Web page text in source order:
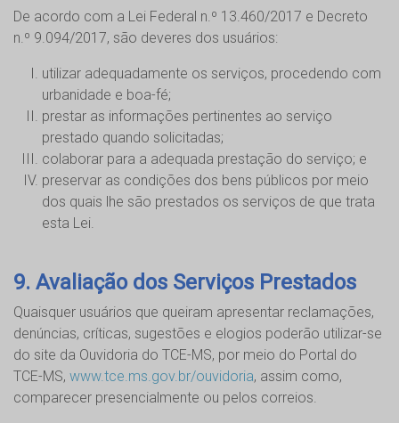
De acordo com a Lei Federal n.º 13.460/2017 e Decreto
n.º 9.094/2017, são deveres dos usuários:
utilizar adequadamente os serviços, procedendo com
urbanidade e boa-fé;
prestar as informações pertinentes ao serviço
prestado quando solicitadas;
colaborar para a adequada prestação do serviço; e
preservar as condições dos bens públicos por meio
dos quais lhe são prestados os serviços de que trata
esta Lei.
9. Avaliação dos Serviços Prestados
Quaisquer usuários que queiram apresentar reclamações,
denúncias, críticas, sugestões e elogios poderão utilizar-se
do site da Ouvidoria do TCE-MS, por meio do Portal do
TCE-MS, www.tce.ms.gov.br/ouvidoria, assim como,
comparecer presencialmente ou pelos correios.